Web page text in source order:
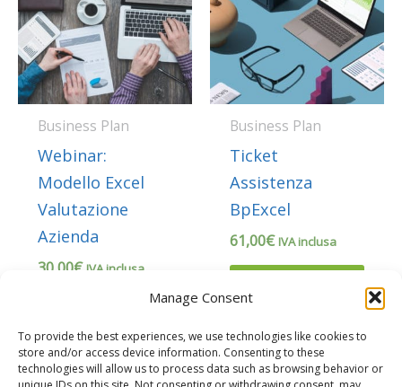
Manage Consent
To provide the best experiences, we use technologies like cookies to
store and/or access device information. Consenting to these
technologies will allow us to process data such as browsing behavior or
Business Plan
Webinar:
Modello Excel
Valutazione
Azienda
30,00€ IVA inclusa
корпу
Business Plan
Ticket
Assistenza
BpExcel
61,00€ IVA inclusa
корпу